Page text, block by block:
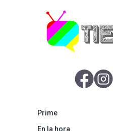
abre
Primeabre en nueva
En la horaabre en